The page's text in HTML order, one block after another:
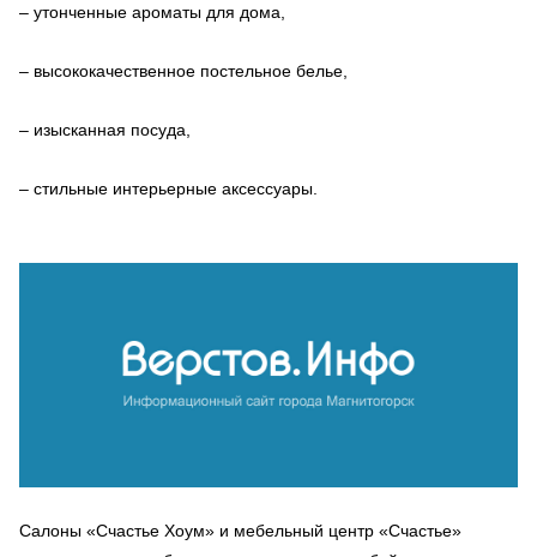
– утонченные ароматы для дома,
– высококачественное постельное белье,
– изысканная посуда,
– стильные интерьерные аксессуары.
Салоны «Счастье Хоум» и мебельный центр «Счастье»